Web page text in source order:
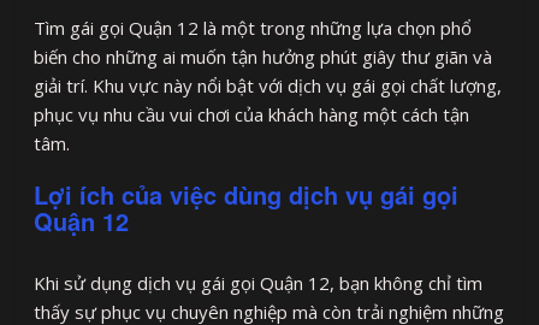
Tìm gái gọi Quận 12 là một trong những lựa chọn phổ
biến cho những ai muốn tận hưởng phút giây thư giãn và
giải trí. Khu vực này nổi bật với dịch vụ gái gọi chất lượng,
phục vụ nhu cầu vui chơi của khách hàng một cách tận
tâm.
Lợi ích của việc dùng dịch vụ gái gọi
Quận 12
Khi sử dụng dịch vụ gái gọi Quận 12, bạn không chỉ tìm
thấy sự phục vụ chuyên nghiệp mà còn trải nghiệm những